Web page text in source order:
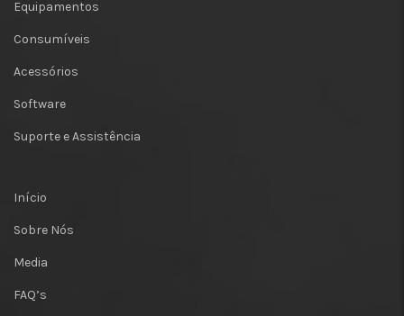
Equipamentos
Consumíveis
Acessórios
Software
Suporte e Assistência
Início
Sobre Nós
Media
FAQ’s